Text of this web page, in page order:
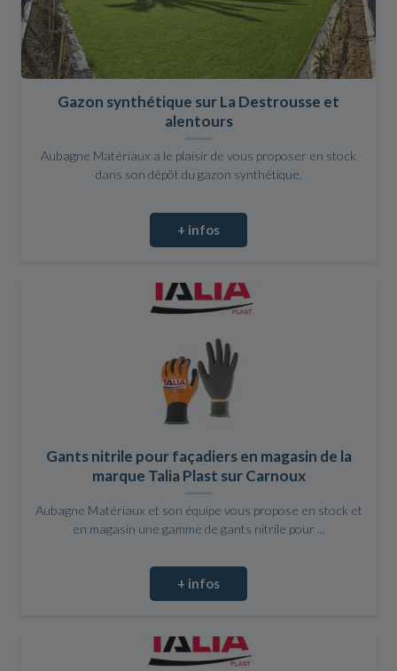
Gazon synthétique sur La Destrousse et
alentours
Aubagne Matériaux a le plaisir de vous proposer en stock
dans son dépôt du gazon synthétique.
+ infos
Gants nitrile pour façadiers en magasin de la
marque Talia Plast sur Carnoux
Aubagne Matériaux et son équipe vous propose en stock et
en magasin une gamme de gants nitrile pour ...
+ infos